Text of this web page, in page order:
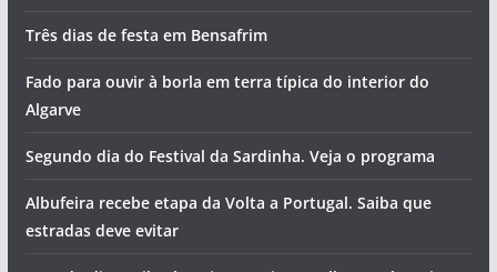
Três dias de festa em Bensafrim
Fado para ouvir à borla em terra típica do interior do
Algarve
Segundo dia do Festival da Sardinha. Veja o programa
Albufeira recebe etapa da Volta a Portugal. Saiba que
estradas deve evitar